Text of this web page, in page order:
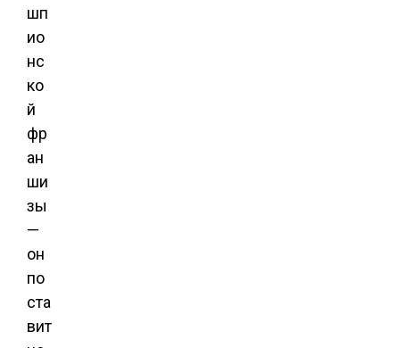
шп
ио
нс
ко
й
фр
ан
ши
зы
—
он
по
ста
вит